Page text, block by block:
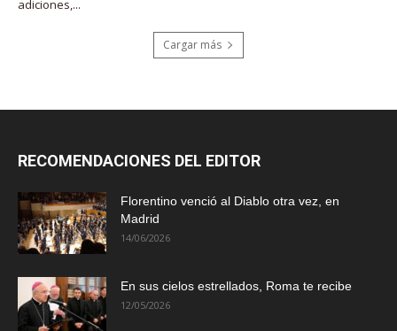
adiciones,...
Cargar más
RECOMENDACIONES DEL EDITOR
Florentino venció al Diablo otra vez, en
Madrid
14/06/2026
En sus cielos estrellados, Roma te recibe
12/05/2026